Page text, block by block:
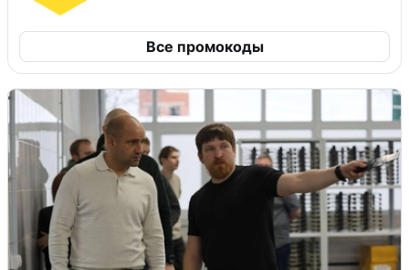
Все промокоды